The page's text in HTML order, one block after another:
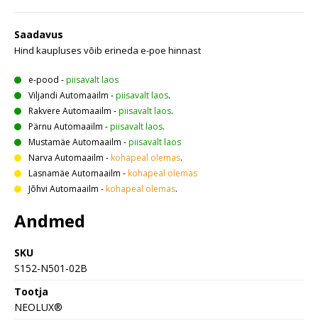
Saadavus
Hind kaupluses võib erineda e-poe hinnast
e-pood -piisavalt laos
Viljandi Automaailm -piisavalt laos.
Rakvere Automaailm -piisavalt laos.
Pärnu Automaailm -piisavalt laos.
Mustamäe Automaailm -piisavalt laos
Narva Automaailm - kohapeal olemas.
Lasnamäe Automaailm - kohapeal olemas
Jõhvi Automaailm - kohapeal olemas.
Andmed
SKU
S152-N501-02B
Tootja
NEOLUX®